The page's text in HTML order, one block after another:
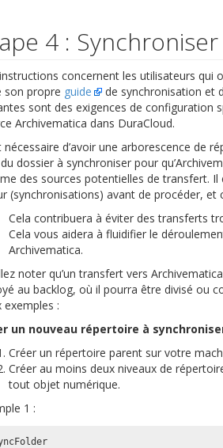
4 :
concernent les utilisateurs qui
son propre guide
de synchronisation et
sont des exigences de configuration
Archivematica dans DuraCloud.
nécessaire d’avoir une arborescence de
dossier à synchroniser pour
des sources potentielles de transfert.
(synchronisations) avant de procéder, et
Cela contribuera à éviter des transferts
Cela vous aidera à fluidifier le
Archivematica.
noter qu’un transfert vers
au backlog, où il pourra être divisé ou
exemples :
un nouveau répertoire à
Créer un répertoire parent sur votre
Créer au moins deux niveaux de
tout objet numérique.
1 :